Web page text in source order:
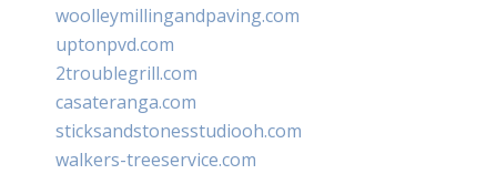
woolleymillingandpaving.com
uptonpvd.com
2troublegrill.com
casateranga.com
sticksandstonesstudiooh.com
walkers-treeservice.com